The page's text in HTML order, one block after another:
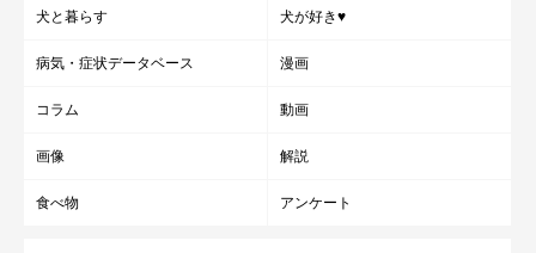
犬と暮らす 犬が好き♥
病気・症状データベース 漫画
コラム 動画
画像 解説
食べ物 アンケート